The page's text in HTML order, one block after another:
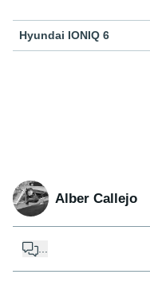
Hyundai IONIQ 6
Alber Callejo
...